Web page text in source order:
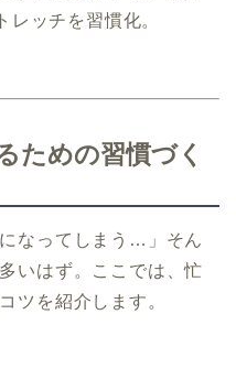
レッチを習慣化。
ための習慣づく
なってしまう…」そん
いはず。ここでは、忙
ツを紹介します。